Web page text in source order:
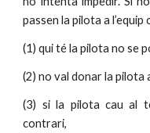
passen la pilota a
(1) qui té la pilota no se
(2) no val donar la pilota
(3) si la pilota cau al
contrari,